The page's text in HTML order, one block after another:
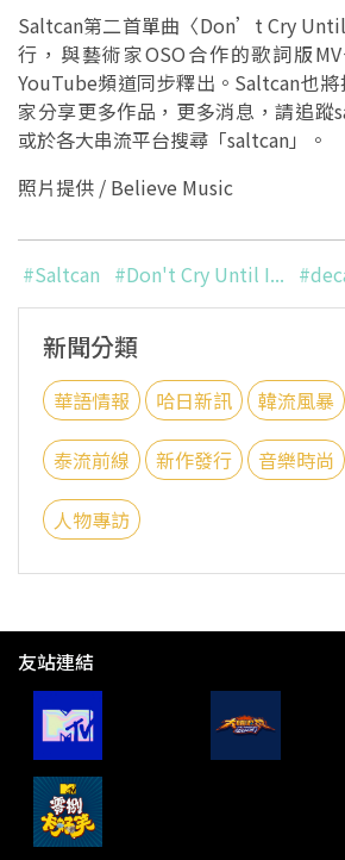
Saltcan第二首單曲〈Don’t Cry
行，與藝術家OSO合作的歌詞版
YouTube頻道同步釋出。Saltcan也
家分享更多作品，更多消息，請追蹤
或於各大串流平台搜尋「saltcan」。
照片提供 / Believe Music
#Saltcan #Don't Cry Until I...
新聞分類
華語情報 哈日新訊 韓流風暴
泰流前線 新作發行 音樂時尚
人物專訪
友站連結